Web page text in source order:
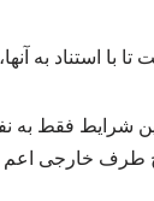
تا با استناد
شرایط فقط به
طرف خارجی